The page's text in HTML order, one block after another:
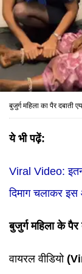
बुजुर्ग महिला का पैर
ये भी पढ़ें:
Viral Video:
दिमाग चलाकर इस
बुजुर्ग महिला के
वायरल वीडियो (